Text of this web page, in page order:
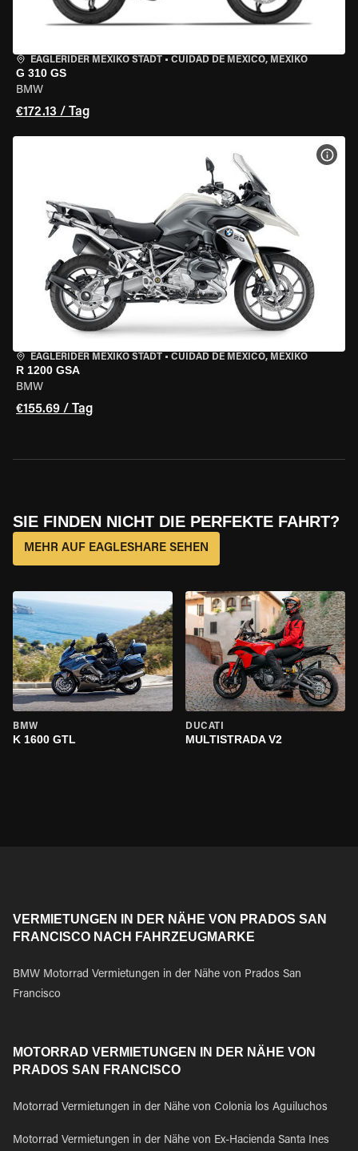
EAGLERIDER MEXIKO STADT • CUIDAD DE MEXICO, MEXIKO
G 310 GS
BMW
€172.13 / Tag
EAGLERIDER MEXIKO STADT • CUIDAD DE MEXICO, MEXIKO
R 1200 GSA
BMW
€155.69 / Tag
SIE FINDEN NICHT DIE PERFEKTE FAHRT?
MEHR AUF EAGLESHARE SEHEN
BMW
K 1600 GTL
DUCATI
MULTISTRADA V2
VERMIETUNGEN IN DER NÄHE VON PRADOS SAN
FRANCISCO NACH FAHRZEUGMARKE
BMW Motorrad Vermietungen in der Nähe von Prados San
Francisco
MOTORRAD VERMIETUNGEN IN DER NÄHE VON
PRADOS SAN FRANCISCO
Motorrad Vermietungen in der Nähe von Colonia los Aguiluchos
Motorrad Vermietungen in der Nähe von Ex-Hacienda Santa Ines